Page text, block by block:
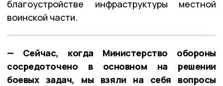
благоустройстве инфраструктуры местной
воинской части.
— Сейчас, когда Министерство обороны
сосредоточено в основном на решении
боевых задач, мы взяли на себя вопросы